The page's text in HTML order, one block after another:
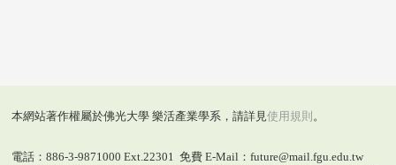
本網站著作權屬於佛光大學 樂活產業學系，請詳見使用規則 。
電話：886-3-9871000 Ext.22301 免費 E-Mail：future@mail.fgu.edu.tw